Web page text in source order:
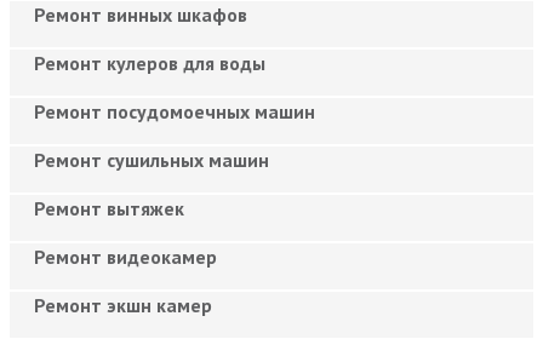
Ремонт винных шкафов
Ремонт кулеров для воды
Ремонт посудомоечных машин
Ремонт сушильных машин
Ремонт вытяжек
Ремонт видеокамер
Ремонт экшн камер